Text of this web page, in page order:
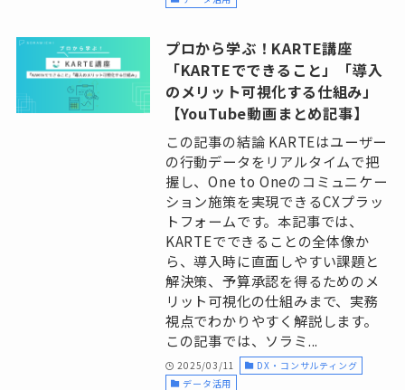
プロから学ぶ！KARTE講座
「KARTEでできること」「導入
のメリット可視化する仕組み」
【YouTube動画まとめ記事】
この記事の結論 KARTEはユーザー
の行動データをリアルタイムで把
握し、One to Oneのコミュニケー
ション施策を実現できるCXプラッ
トフォームです。本記事では、
KARTEでできることの全体像か
ら、導入時に直面しやすい課題と
解決策、予算承認を得るためのメ
リット可視化の仕組みまで、実務
視点でわかりやすく解説します。
この記事では、ソラミ...
2025/03/11
DX・コンサルティング
データ活用